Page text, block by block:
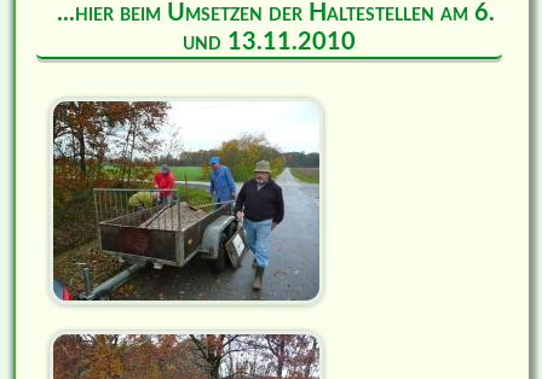
...hier beim Umsetzen der Haltestellen am 6.
und 13.11.2010